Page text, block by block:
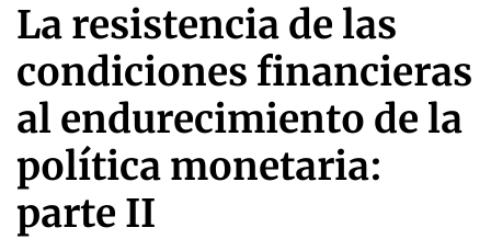
La resistencia de las
condiciones financieras
al endurecimiento de la
política monetaria:
parte II